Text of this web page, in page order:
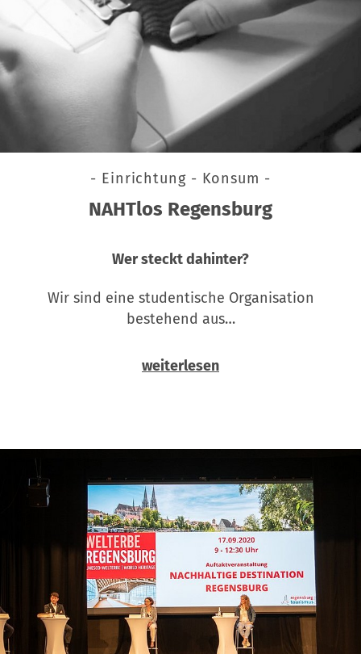
- Einrichtung - Konsum -
NAHTlos Regensburg
Wer steckt dahinter?
Wir sind eine studentische Organisation
bestehend aus…
weiterlesen